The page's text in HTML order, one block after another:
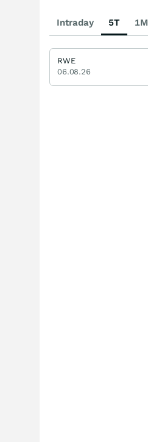
Intraday 5T 1M
RWE
06.08.26